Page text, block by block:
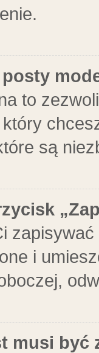
posty
to
są
i
musi być